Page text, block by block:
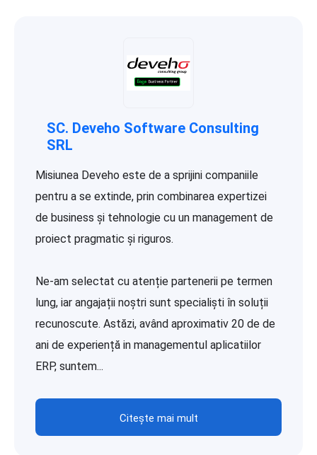
SC. Deveho Software Consulting
SRL
Misiunea Deveho este de a sprijini companiile
pentru a se extinde, prin combinarea expertizei
de business și tehnologie cu un management de
proiect pragmatic și riguros.
Ne-am selectat cu atenție partenerii pe termen
lung, iar angajații noștri sunt specialiști în soluții
recunoscute. Astăzi, având aproximativ 20 de de
ani de experiență in managementul aplicatiilor
ERP, suntem...
Citește mai mult